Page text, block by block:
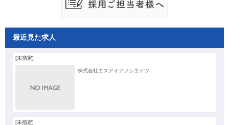
最近見た求人
[未指定]
株式会社エスアイアソシエイツ
[未指定]